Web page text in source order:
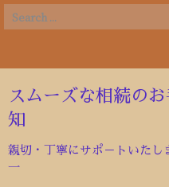
スムーズな相続の
知
親切・丁寧にサポ－トいた
一